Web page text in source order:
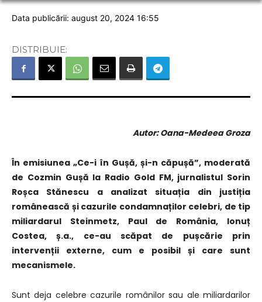
Data publicării: august 20, 2024 16:55
DISTRIBUIE:
Autor: Oana-Medeea Groza
În emisiunea „Ce-i în Gușă, și-n căpușă”, moderată
de Cozmin Gușă la Radio Gold FM, jurnalistul Sorin
Roșca Stănescu a analizat situația din justiția
românească și cazurile condamnaților celebri, de tip
miliardarul Steinmetz, Paul de România, Ionuț
Costea, ș.a., ce-au scăpat de pușcărie prin
intervenții externe, cum e posibil și care sunt
mecanismele.
Sunt deja celebre cazurile românilor sau ale miliardarilor